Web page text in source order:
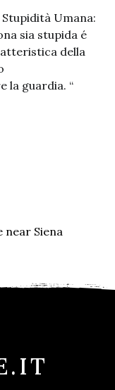
Umana:
sia stupida é
della
la guardia. “
near Siena